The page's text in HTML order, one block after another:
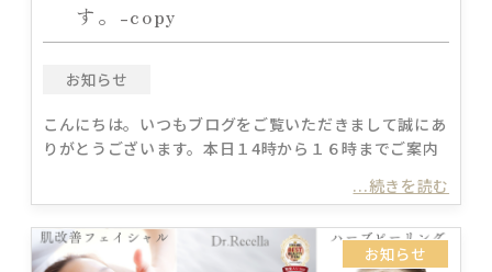
す。-copy
お知らせ
こんにちは。いつもブログをご覧いただきまして誠にあ
りがとうございます。本日１4時から１６時までご案内
...続きを読む
お知らせ